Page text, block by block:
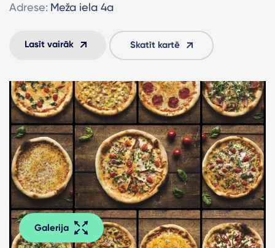
Adrese: Meža iela 4a
Lasīt vairāk Skatīt kartē
Galerija